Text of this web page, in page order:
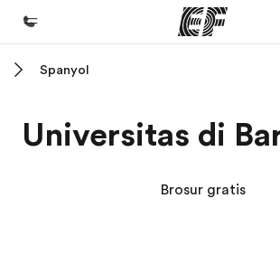
Daftar program
Spanyol
Universitas di
Brosur gratis